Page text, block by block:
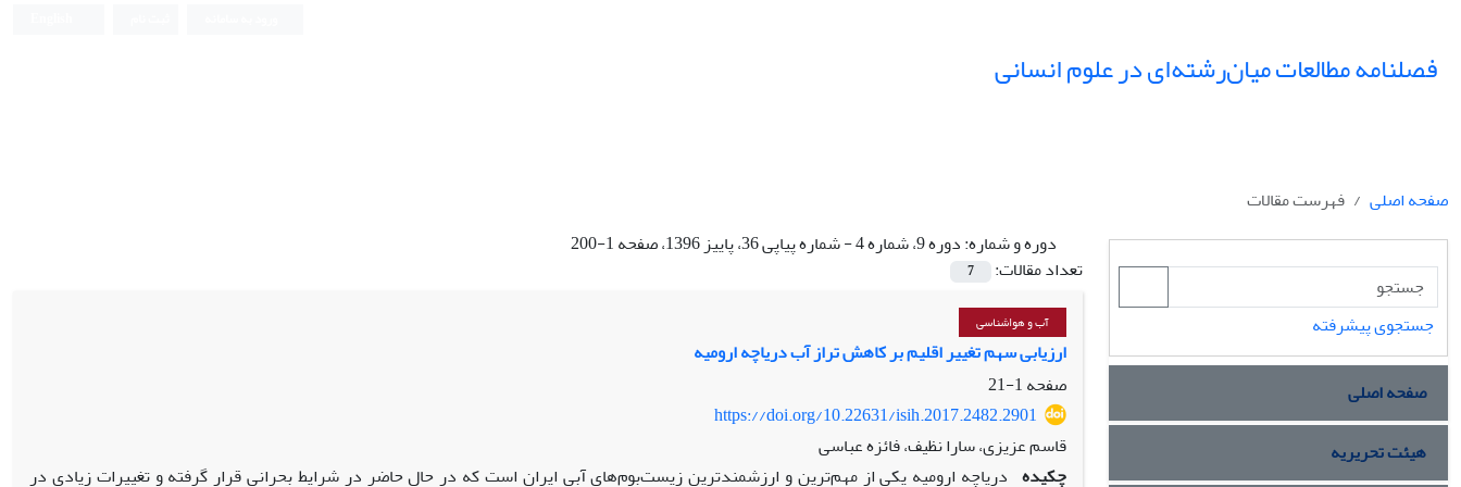
فصلنامه مطالعات میان‌رشته‌ای در علوم انسانی
صفحه اصلی
فهرست مقالات
دوره و شماره:دوره 9، شماره 4 - شماره پیاپی 36، پاییز 1396، صفحه 1-200
تعداد مقالات:
7
آب و هواشناسی
ارزیابی سهم تغییر اقلیم بر کاهش تراز آب دریاچه ارومیه
صفحه1-21
https://doi.org/10.22631/isih.2017.2482.2901
قاسم عزیزی، سارا نظیف، فائزه عباسی
چکیده دریاچه ارومیه یکی از مهم‌ترین و ارزشمندترین زیست‌بوم‌های آبی ایران است که در حال حاضر در شرایط بحرانی قرار گرفته و تغییرات زیادی در
جستجوی پیشرفته
صفحه اصلی
هیئت تحریریه